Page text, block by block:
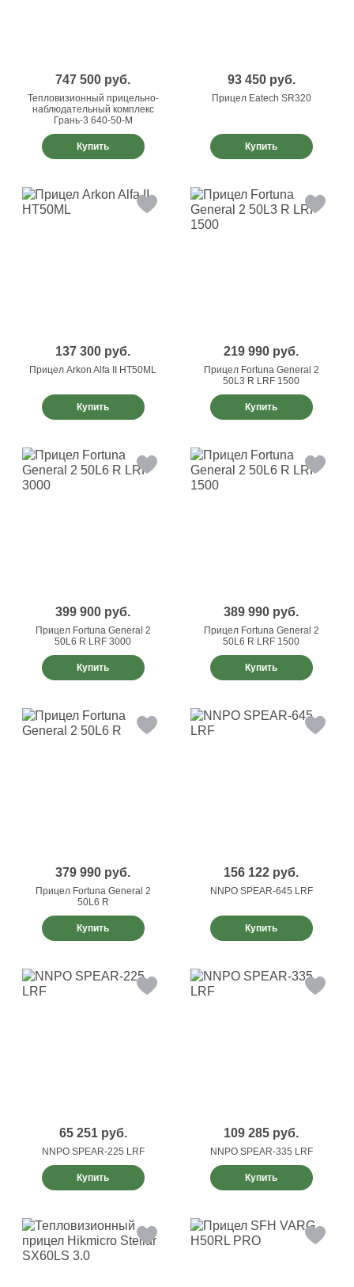
747 500 руб.
Тепловизионный прицельно-
наблюдательный комплекс
Грань-3 640-50-М
Купить
93 450 руб.
Прицел Eatech SR320
Купить
137 300 руб.
Прицел Arkon Alfa II HT50ML
Купить
219 990 руб.
Прицел Fortuna General 2
50L3 R LRF 1500
Купить
399 900 руб.
Прицел Fortuna General 2
50L6 R LRF 3000
Купить
389 990 руб.
Прицел Fortuna General 2
50L6 R LRF 1500
Купить
379 990 руб.
Прицел Fortuna General 2
50L6 R
Купить
156 122 руб.
NNPO SPEAR-645 LRF
Купить
65 251 руб.
NNPO SPEAR-225 LRF
Купить
109 285 руб.
NNPO SPEAR-335 LRF
Купить